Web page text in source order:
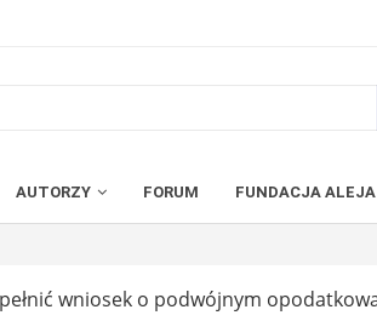
AUTORZY FORUM FUNDACJA ALEJA
wniosek o podwójnym